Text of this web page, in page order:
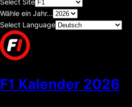
Select Site
Wähle ein Jahr...
Select Language
F1 Kalender 2026